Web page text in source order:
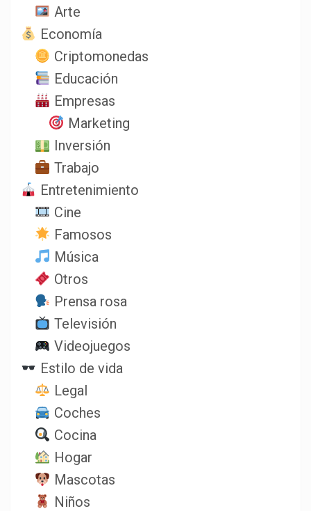
Arte
Economía
Criptomonedas
Educación
Empresas
Marketing
Inversión
Trabajo
Entretenimiento
Cine
Famosos
Música
Otros
Prensa rosa
Televisión
Videojuegos
Estilo de vida
Legal
Coches
Cocina
Hogar
Mascotas
Niños